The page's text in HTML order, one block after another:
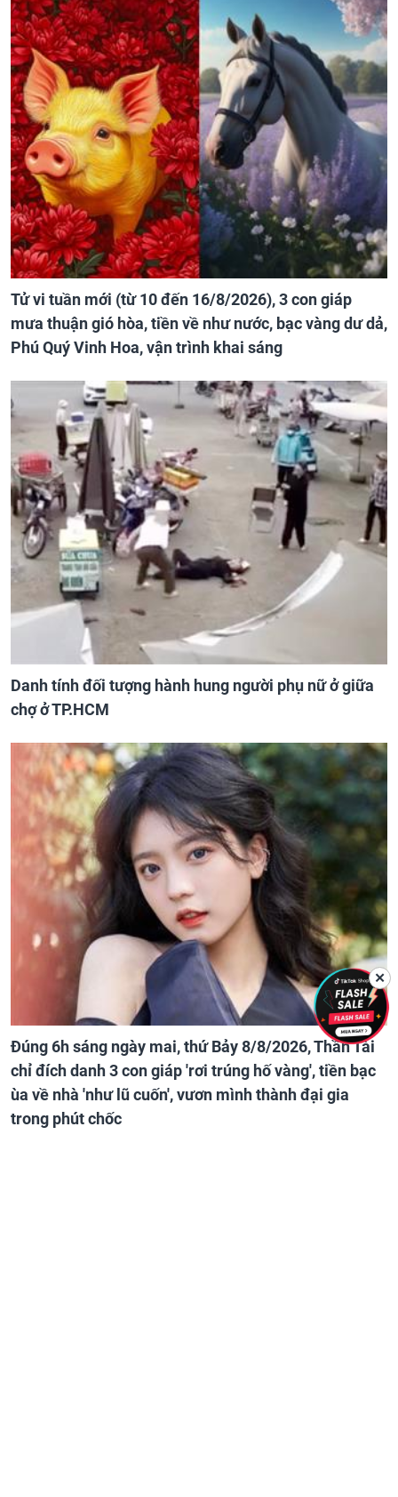
Tử vi tuần mới (từ 10 đến 16/8/2026), 3 con giáp
mưa thuận gió hòa, tiền về như nước, bạc vàng dư dả,
Phú Quý Vinh Hoa, vận trình khai sáng
Danh tính đối tượng hành hung người phụ nữ ở giữa
chợ ở TP.HCM
Đúng 6h sáng ngày mai, thứ Bảy 8/8/2026, Thần Tài
chỉ đích danh 3 con giáp 'rơi trúng hố vàng', tiền bạc
ùa về nhà 'như lũ cuốn', vươn mình thành đại gia
trong phút chốc
✕